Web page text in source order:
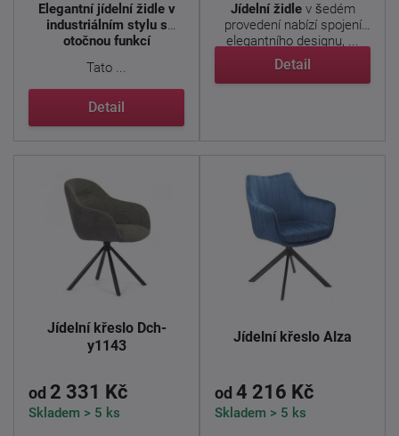
Elegantní jídelní židle v
industriálním stylu s
otočnou funkcí
Tato ...
Detail
Jídelní židlev šedém
provedení nabízí spojení
elegantního designu, ...
Detail
Jídelní křeslo Dch-
y1143
od 2 331 Kč
Skladem > 5 ks
Jídelní křeslo Alza
od 4 216 Kč
Skladem > 5 ks